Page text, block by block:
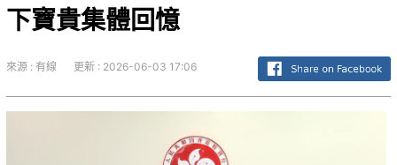
下寶貴集體回憶
來源 : 有線 更新 : 2026-06-03 17:06